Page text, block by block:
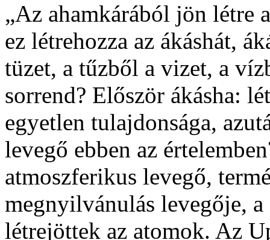
„Az ahamkárából jön létre
ez létrehozza az ákáshát,
tüzet, a tűzből a vizet, a
sorrend? Először ákásha:
egyetlen tulajdonsága,
levegő ebben az
atmoszferikus levegő,
megnyilvánulás levegője,
létrejöttek az atomok. Az